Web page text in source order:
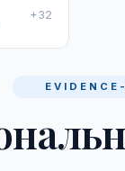
+32